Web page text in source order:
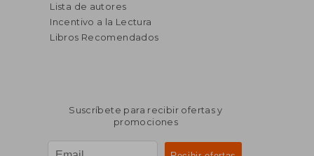
Lista de autores
Incentivo a la Lectura
Libros Recomendados
Suscríbete para recibir ofertas y
promociones